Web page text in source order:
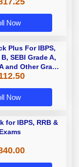
Now
Plus For IBPS,
SEBI Grade A,
and Other Grade
Bank Exams
Now
for IBPS, RRB &